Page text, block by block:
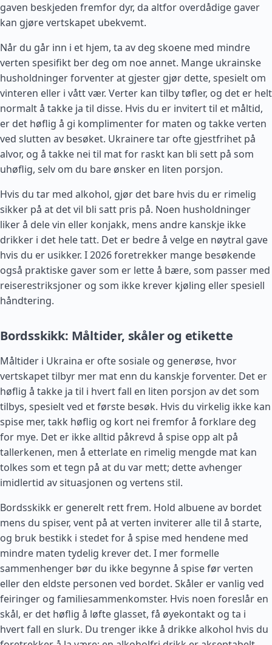
gaven beskjeden fremfor dyr, da altfor overdådige gaver
kan gjøre vertskapet ubekvemt.
Når du går inn i et hjem, ta av deg skoene med mindre
verten spesifikt ber deg om noe annet. Mange ukrainske
husholdninger forventer at gjester gjør dette, spesielt om
vinteren eller i vått vær. Verter kan tilby tøfler, og det er helt
normalt å takke ja til disse. Hvis du er invitert til et måltid,
er det høflig å gi komplimenter for maten og takke verten
ved slutten av besøket. Ukrainere tar ofte gjestfrihet på
alvor, og å takke nei til mat for raskt kan bli sett på som
uhøflig, selv om du bare ønsker en liten porsjon.
Hvis du tar med alkohol, gjør det bare hvis du er rimelig
sikker på at det vil bli satt pris på. Noen husholdninger
liker å dele vin eller konjakk, mens andre kanskje ikke
drikker i det hele tatt. Det er bedre å velge en nøytral gave
hvis du er usikker. I 2026 foretrekker mange besøkende
også praktiske gaver som er lette å bære, som passer med
reiserestriksjoner og som ikke krever kjøling eller spesiell
håndtering.
Bordsskikk: Måltider, skåler og etikette
Måltider i Ukraina er ofte sosiale og generøse, hvor
vertskapet tilbyr mer mat enn du kanskje forventer. Det er
høflig å takke ja til i hvert fall en liten porsjon av det som
tilbys, spesielt ved et første besøk. Hvis du virkelig ikke kan
spise mer, takk høflig og kort nei fremfor å forklare deg
for mye. Det er ikke alltid påkrevd å spise opp alt på
tallerkenen, men å etterlate en rimelig mengde mat kan
tolkes som et tegn på at du var mett; dette avhenger
imidlertid av situasjonen og vertens stil.
Bordsskikk er generelt rett frem. Hold albuene av bordet
mens du spiser, vent på at verten inviterer alle til å starte,
og bruk bestikk i stedet for å spise med hendene med
mindre maten tydelig krever det. I mer formelle
sammenhenger bør du ikke begynne å spise før verten
eller den eldste personen ved bordet. Skåler er vanlig ved
feiringer og familiesammenkomster. Hvis noen foreslår en
skål, er det høflig å løfte glasset, få øyekontakt og ta i
hvert fall en slurk. Du trenger ikke å drikke alkohol hvis du